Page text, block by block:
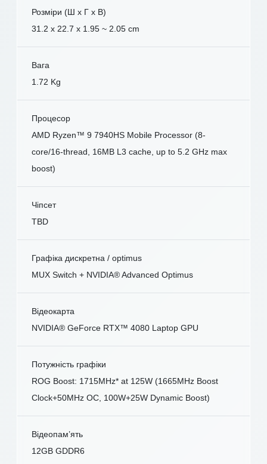
Розміри (Ш x Г x В)
31.2 x 22.7 x 1.95 ~ 2.05 cm
Вага
1.72 Kg
Процесор
AMD Ryzen™ 9 7940HS Mobile Processor (8-
core/16-thread, 16MB L3 cache, up to 5.2 GHz max
boost)
Чіпсет
TBD
Графіка дискретна / optimus
MUX Switch + NVIDIA® Advanced Optimus
Відеокарта
NVIDIA® GeForce RTX™ 4080 Laptop GPU
Потужність графіки
ROG Boost: 1715MHz* at 125W (1665MHz Boost
Clock+50MHz OC, 100W+25W Dynamic Boost)
Відеопам’ять
12GB GDDR6